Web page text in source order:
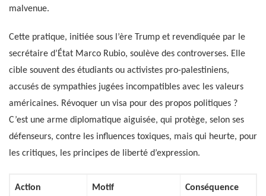
malvenue.
Cette pratique, initiée sous l’ère Trump et revendiquée par le
secrétaire d’État Marco Rubio, soulève des controverses. Elle
cible souvent des étudiants ou activistes pro-palestiniens,
accusés de sympathies jugées incompatibles avec les valeurs
américaines. Révoquer un visa pour des propos politiques ?
C’est une arme diplomatique aiguisée, qui protège, selon ses
défenseurs, contre les influences toxiques, mais qui heurte, pour
les critiques, les principes de liberté d’expression.
Action
Motif Conséquence